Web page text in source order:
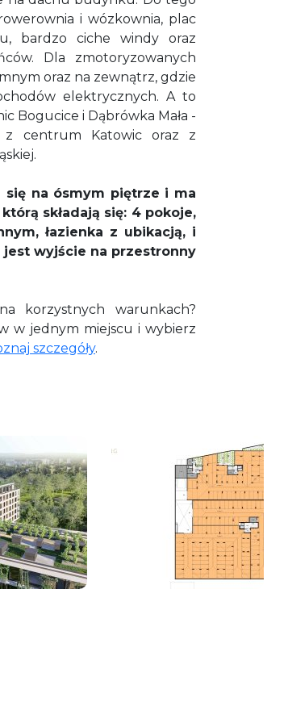
i wózkownia, plac
bardzo ciche windy oraz
Dla zmotoryzowanych
oraz na zewnątrz, gdzie
elektrycznych. A to
Bogucice i Dąbrówka Mała -
z centrum Katowic oraz z
na ósmym piętrze i ma
składają się: 4 pokoje,
, łazienka z ubikacją, i
wyjście na przestronny
korzystnych warunkach?
w jednym miejscu i wybierz
szczegóły.